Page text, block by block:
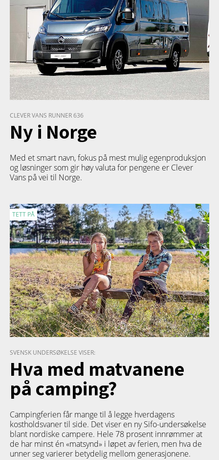
CLEVER VANS RUNNER 636
Ny i Norge
Med et smart navn, fokus på mest mulig egenproduksjon
og løsninger som gir høy valuta for pengene er Clever
Vans på vei til Norge.
TETT PÅ
SVENSK UNDERSØKELSE VISER:
Hva med matvanene
på camping?
Campingferien får mange til å legge hverdagens
kostholdsvaner til side. Det viser en ny Sifo-undersøkelse
blant nordiske campere. Hele 78 prosent innrømmer at
de har minst én «matsynd» i løpet av ferien, men hva de
unner seg varierer betydelig mellom generasjonene.